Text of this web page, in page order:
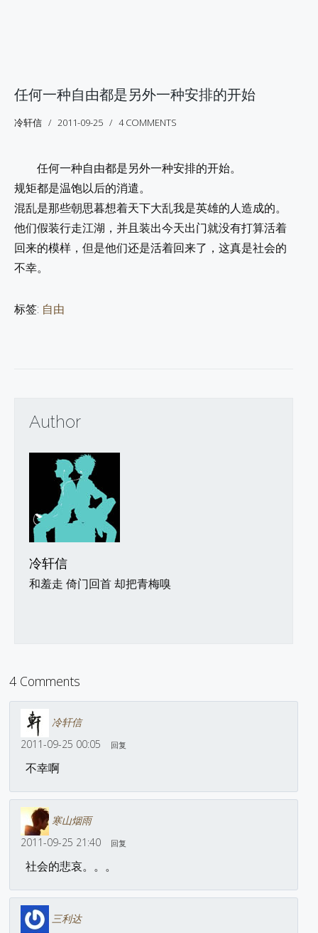
任何一种自由都是另外一种安排的开始
冷轩信 2011-09-25 4 COMMENTS
任何一种自由都是另外一种安排的开始。
规矩都是温饱以后的消遣。
混乱是那些朝思暮想着天下大乱我是英雄的人造成的。
他们假装行走江湖，并且装出今天出门就没有打算活着
回来的模样，但是他们还是活着回来了，这真是社会的
不幸。
标签: 自由
Author
冷轩信
和羞走 倚门回首 却把青梅嗅
4 Comments
冷轩信
2011-09-25 00:05
回复
不幸啊
寒山烟雨
2011-09-25 21:40
回复
社会的悲哀。。。
三利达